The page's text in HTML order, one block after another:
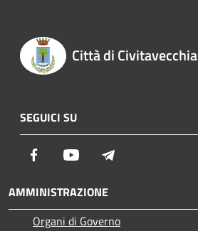
Città di Civitavecchia
SEGUICI SU
Facebook Youtube
AMMINISTRAZIONE
Organi di Governo